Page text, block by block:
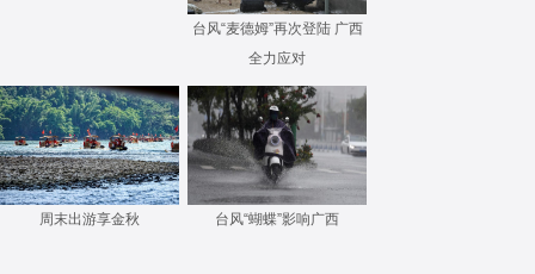
台风“麦德姆”再次登陆 广西
全力应对
周末出游享金秋 台风“蝴蝶”影响广西